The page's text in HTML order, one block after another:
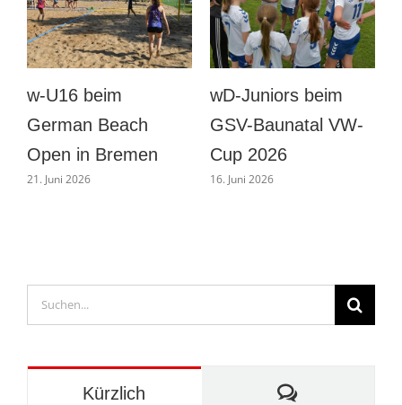
wD beim GSV-
Baunatal VW-Cup
2026
16. Juni 2026
Männer
Vorbereitung gegen
Eintracht Böddiger
1. August 2026
Suche
nach:
Kürzlich Kommentare